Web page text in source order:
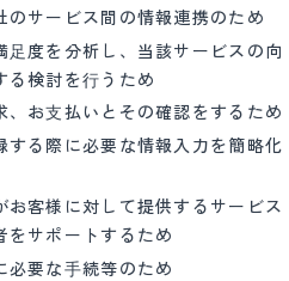
サービス間の情報連携のため
度を分析し、当該サービスの向
る検討を⾏うため
お⽀払いとその確認をするため
する際に必要な情報入力を簡略化
客様に対して提供するサービス
をサポートするため
必要な⼿続等のため